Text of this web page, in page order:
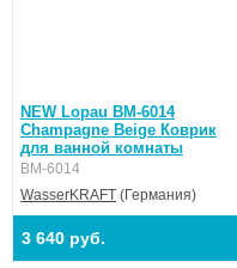
NEW Lopau BM-6014
Champagne Beige Коврик
для ванной комнаты
BM-6014
WasserKRAFT (Германия)
3 640 руб.